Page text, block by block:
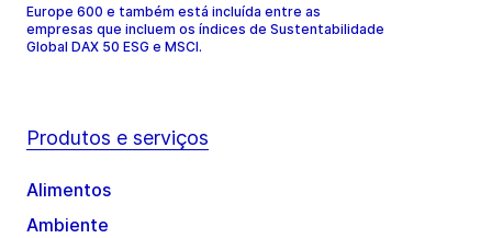
Europe 600 e também está incluída entre as
empresas que incluem os índices de Sustentabilidade
Global DAX 50 ESG e MSCI.
Produtos e serviços
Alimentos
Ambiente